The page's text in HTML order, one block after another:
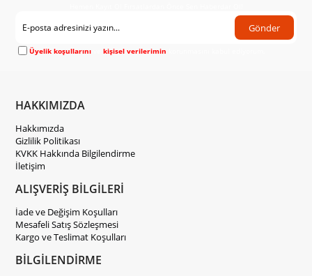
Gönder
Üyelik koşullarını vekişisel verilerimin
HAKKIMIZDA
Hakkımızda
Gizlilik Politikası
KVKK Hakkında Bilgilendirme
İletişim
ALIŞVERİŞ BİLGİLERİ
İade ve Değişim Koşulları
Mesafeli Satış Sözleşmesi
Kargo ve Teslimat Koşulları
BİLGİLENDİRME